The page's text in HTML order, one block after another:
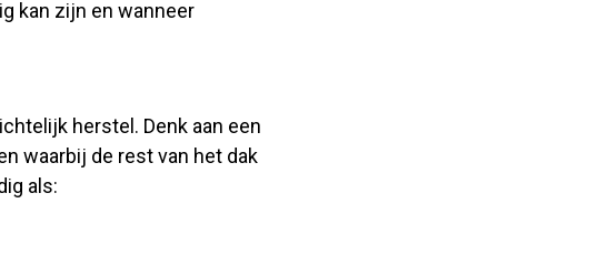
kan zijn en wanneer
herstel. Denk aan een
waarbij de rest van het dak
als: